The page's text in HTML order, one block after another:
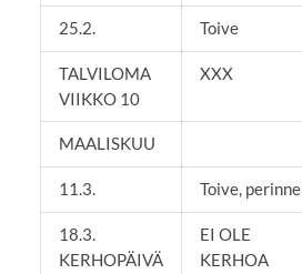
25.2. Toive
TALVILOMA
VIIKKO 10
XXX
MAALISKUU
11.3. Toive, perinne
18.3.
KERHOPÄIVÄ
EI OLE
KERHOA